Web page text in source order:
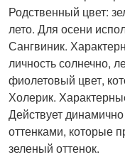
Родственный цвет:
лето. Для осени
Сангвиник.
личность солнечно,
фиолетовый цвет,
Холерик.
Действует
оттенками, которые
зеленый оттенок.